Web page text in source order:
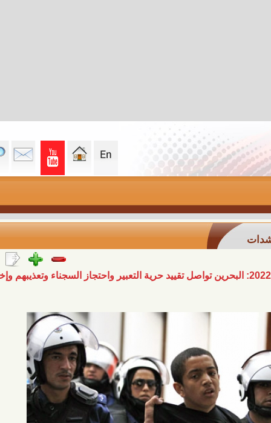
في تقريرها لعام 2022: البحرين تواصل تقييد حرية التعبير واحتجاز السجناء وتعذيبهم وإخضاعهم